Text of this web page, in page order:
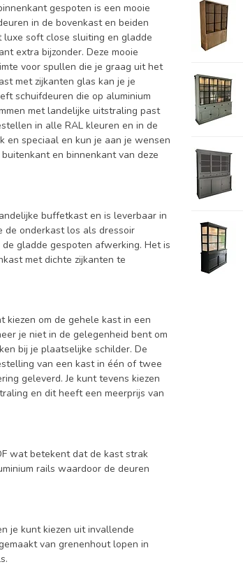
gespoten is een mooie
in de bovenkast en beiden
soft close sluiting en gladde
extra bijzonder. Deze mooie
voor spullen die je graag uit het
met zijkanten glas kan je je
schuifdeuren die op aluminium
met landelijke uitstraling past
in alle RAL kleuren en in de
en speciaal en kun je aan je wensen
en binnenkant van deze
buffetkast en is leverbaar in
de onderkast los als dressoir
gladde gespoten afwerking. Het is
met dichte zijkanten te
om de gehele kast in een
je niet in de gelegenheid bent om
bij je plaatselijke schilder. De
van een kast in één of twee
geleverd. Je kunt tevens kiezen
en dit heeft een meerprijs van
wat betekent dat de kast strak
rails waardoor de deuren
je kunt kiezen uit invallende
van grenenhout lopen in